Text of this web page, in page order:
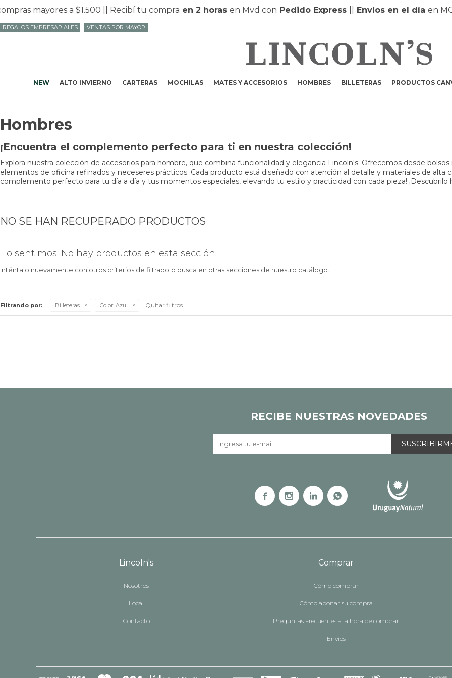
mayores a $1.500 | | Recibí tu compraen 2 horasen Mvd conPedido Express| Envíos en el díaen
NEW ALTO INVIERNO CARTERAS MOCHILAS MATES Y ACCESORIOS HOMBRES BILLETERAS PRODUCTOS
REGALOS EMPRESARIALES VENTAS POR MAYOR
Hombres
¡Encuentra el complemento perfecto para ti en nuestra colección!
Explora nuestra colección de accesorios para hombre, que combina funcionalidad y elegancia Lincoln's. Ofrecemos desde
elementos de oficina refinados y neceseres prácticos. Cada producto está diseñado con atención al detalle y materiales de alta
complemento perfecto para tu día a día y tus momentos especiales, elevando tu estilo y practicidad con cada pieza! ¡Descubrilo
NO SE HAN RECUPERADO PRODUCTOS
¡Lo sentimos! No hay productos en esta sección.
Inténtalo nuevamente con otros criterios de filtrado o busca en otras secciones de nuestro catálogo.
Filtrando por: Billeteras Color: Azul Quitar filtros
Lincoln's
Nosotros
Local
Contacto
Comprar
Cómo comprar
Cómo abonar su compra
Preguntas Frecuentes a la hora de comprar
Envíos
RECIBE NUESTRAS NOVEDADES
   